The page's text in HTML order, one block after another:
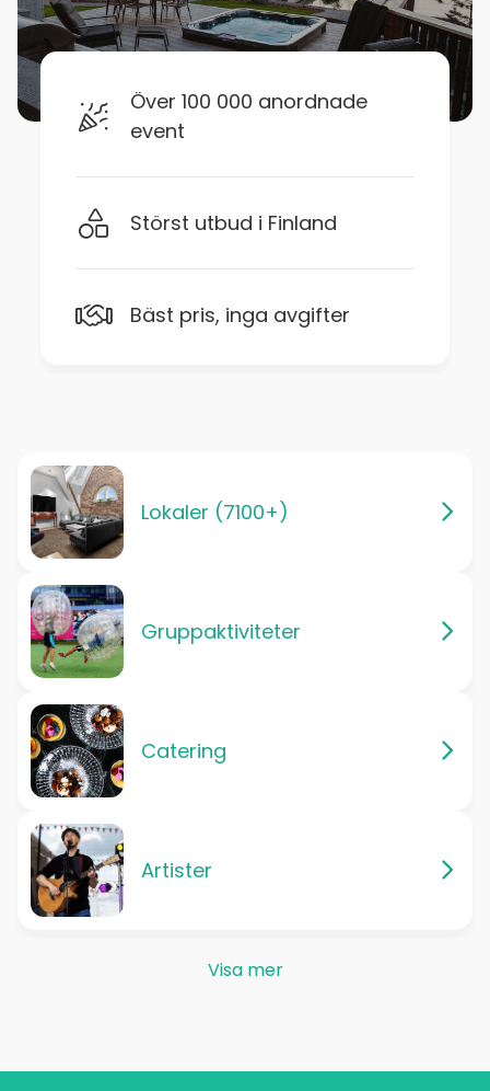
Över 100 000 anordnade
event
Störst utbud i Finland
Bäst pris, inga avgifter
Lokaler (7100+)
Gruppaktiviteter
Catering
Artister
Visa mer